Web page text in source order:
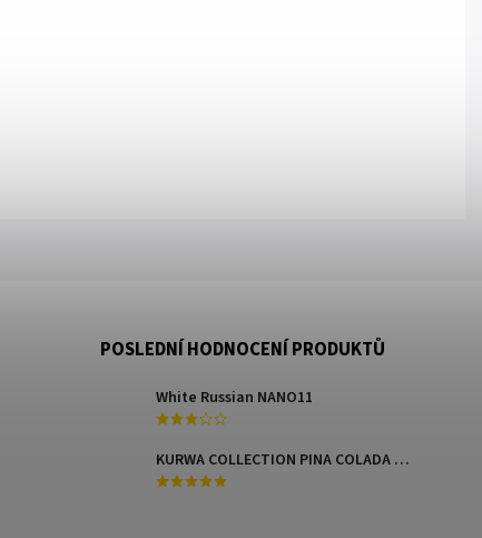
POSLEDNÍ HODNOCENÍ PRODUKTŮ
White Russian NANO11
KURWA COLLECTION PINA COLADA MANGO